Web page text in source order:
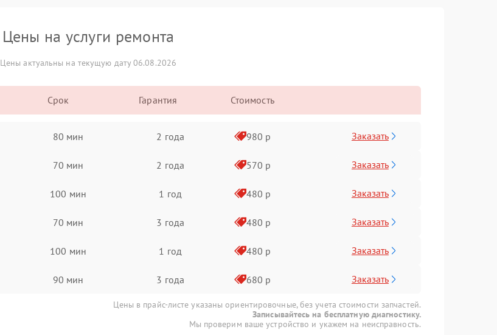
Цены на услуги ремонта
Цены актуальны на текущую дату 06.08.2026
Срок Гарантия Стоимость
80 мин 2 года 980 р Заказать
70 мин 2 года 570 р Заказать
100 мин 1 год 480 р Заказать
70 мин 3 года 480 р Заказать
100 мин 1 год 480 р Заказать
90 мин 3 года 680 р Заказать
Цены в прайс-листе указаны ориентировочные, без учета стоимости запчастей.
Записывайтесь на бесплатную диагностику.
Мы проверим ваше устройство и укажем на неисправность.